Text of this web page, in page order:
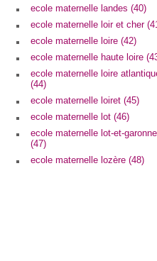
ecole maternelle landes (40)
ecole maternelle loir et cher
ecole maternelle loire (42)
ecole maternelle haute loire
ecole maternelle loire
(44)
ecole maternelle loiret (45)
ecole maternelle lot (46)
ecole maternelle lot-et-garonne
(47)
ecole maternelle lozère (48)